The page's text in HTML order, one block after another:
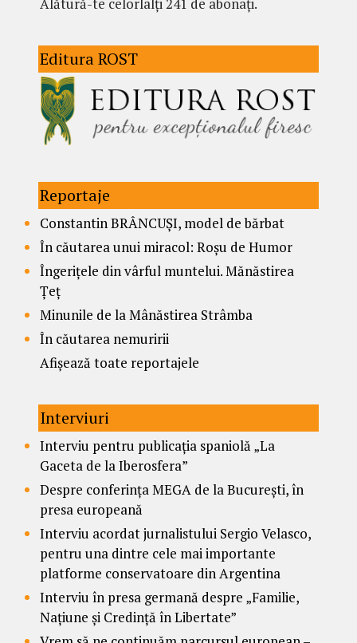
Editura ROST
Reportaje
Constantin BRÂNCUȘI, model de bărbat
În căutarea unui miracol: Roșu de Humor
Îngerițele din vârful muntelui. Mănăstirea
Țeț
Minunile de la Mânăstirea Strâmba
În căutarea nemuririi
Afișează toate reportajele
Interviuri
Interviu pentru publicația spaniolă „La
Gaceta de la Iberosfera”
Despre conferința MEGA de la București, în
presa europeană
Interviu acordat jurnalistului Sergio Velasco,
pentru una dintre cele mai importante
platforme conservatoare din Argentina
Interviu în presa germană despre „Familie,
Națiune și Credință în Libertate”